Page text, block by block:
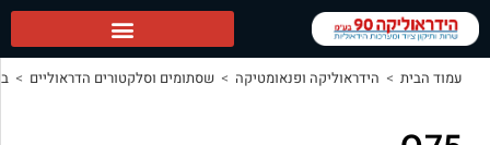
ופנאומטיקה > שסתומים וסלקטורים הדראוליים > בוררי (סלקטור) מונובלוק >
Q75